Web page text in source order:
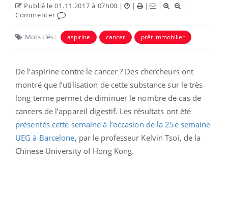
Publié le 01.11.2017 à 07h00 | | | |
|
Commenter
Mots clés : aspirine cancer prêt immobilier
De l’aspirine contre le cancer ? Des chercheurs ont
montré que l’utilisation de cette substance sur le très
long terme permet de diminuer le nombre de cas de
cancers de l’appareil digestif. Les résultats ont été
présentés cette semaine à l’occasion de la 25e semaine
UEG à Barcelone, par le professeur Kelvin Tsoi, de la
Chinese University of Hong Kong.